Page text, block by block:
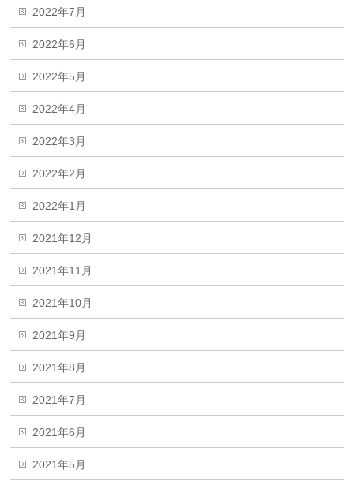
2022年7月
2022年6月
2022年5月
2022年4月
2022年3月
2022年2月
2022年1月
2021年12月
2021年11月
2021年10月
2021年9月
2021年8月
2021年7月
2021年6月
2021年5月